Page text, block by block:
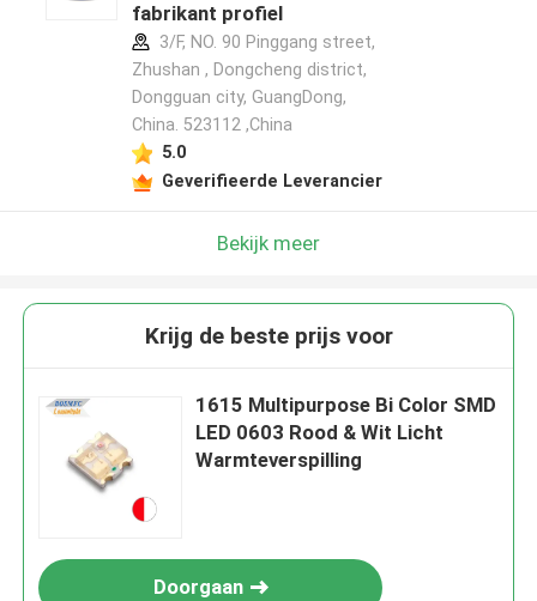
fabrikant profiel
3/F, NO. 90 Pinggang street,
Zhushan , Dongcheng district,
Dongguan city, GuangDong,
China. 523112 ,China
5.0
Geverifieerde Leverancier
Bekijk meer
Krijg de beste prijs voor
1615 Multipurpose Bi Color SMD
LED 0603 Rood & Wit Licht
Warmteverspilling
Doorgaan